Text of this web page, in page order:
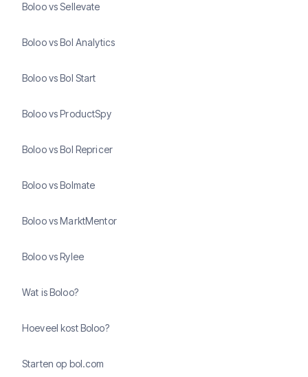
Boloo vs Sellevate
Boloo vs Bol Analytics
Boloo vs Bol Start
Boloo vs ProductSpy
Boloo vs Bol Repricer
Boloo vs Bolmate
Boloo vs MarktMentor
Boloo vs Rylee
Wat is Boloo?
Hoeveel kost Boloo?
Starten op bol.com